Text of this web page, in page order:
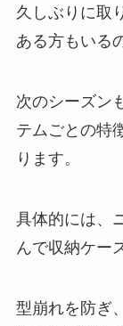
久しぶりに取
ある方もいる
次のシーズン
テムごとの特
ります。
具体的には、
んで収納ケー
型崩れを防ぎ